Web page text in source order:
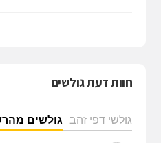
ראשוני המאפשר הערכה מקצועית
חוות דעת גולשים
גולשי דפי זהב גולשים